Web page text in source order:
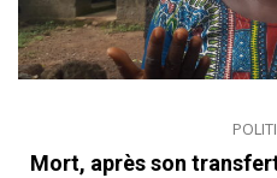
Mort, après son